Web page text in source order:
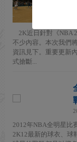
2K近日針對《NBA
不少內容。本次我們
資訊見下。重要更新
式搶斷...
2012年NBA全明星比
2K12最新的球衣、球